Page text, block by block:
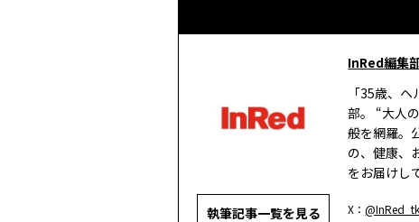
執筆記事一覧を見る
InRed編集
「35歳、
部。 “大人
般を網羅。
の、健康、
をお届けし
X：